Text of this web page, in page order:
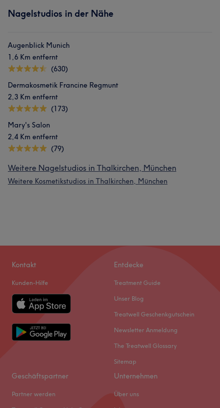
Nagelstudios in der Nähe
Augenblick Munich
1,6 Km entfernt
(630)
Dermakosmetik Francine Regmunt
2,3 Km entfernt
(173)
Mary's Salon
2,4 Km entfernt
(79)
Weitere Nagelstudios in Thalkirchen, München
Weitere Kosmetikstudios in Thalkirchen, München
Kontakt
Kunden-Hilfe
Entdecke
Treatment Guide
Unser Blog
Treatwell Geschenkgutschein
Newsletter Anmeldung
The Treatwell Glossary
Sitemap
Geschäftspartner
Partner werden
Unternehmen
Über uns